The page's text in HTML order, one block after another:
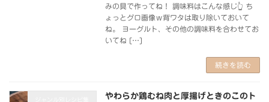
みの具で作ってね！ 調味料はこんな感じ👆 ち
ょっとグロ画像ｗ背ワタは取り除いておいて
ね。 ヨーグルト、その他の調味料を合わせてお
いてね […]
続きを読む
やわらか鶏むね肉と厚揚げときのこのト